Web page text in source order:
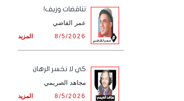
تناقضات وزيف!
عمر القاضي
المزيد 8/5/2026
كي لا نخسر الرهان
مجاهد الصريمي
المزيد 8/5/2026